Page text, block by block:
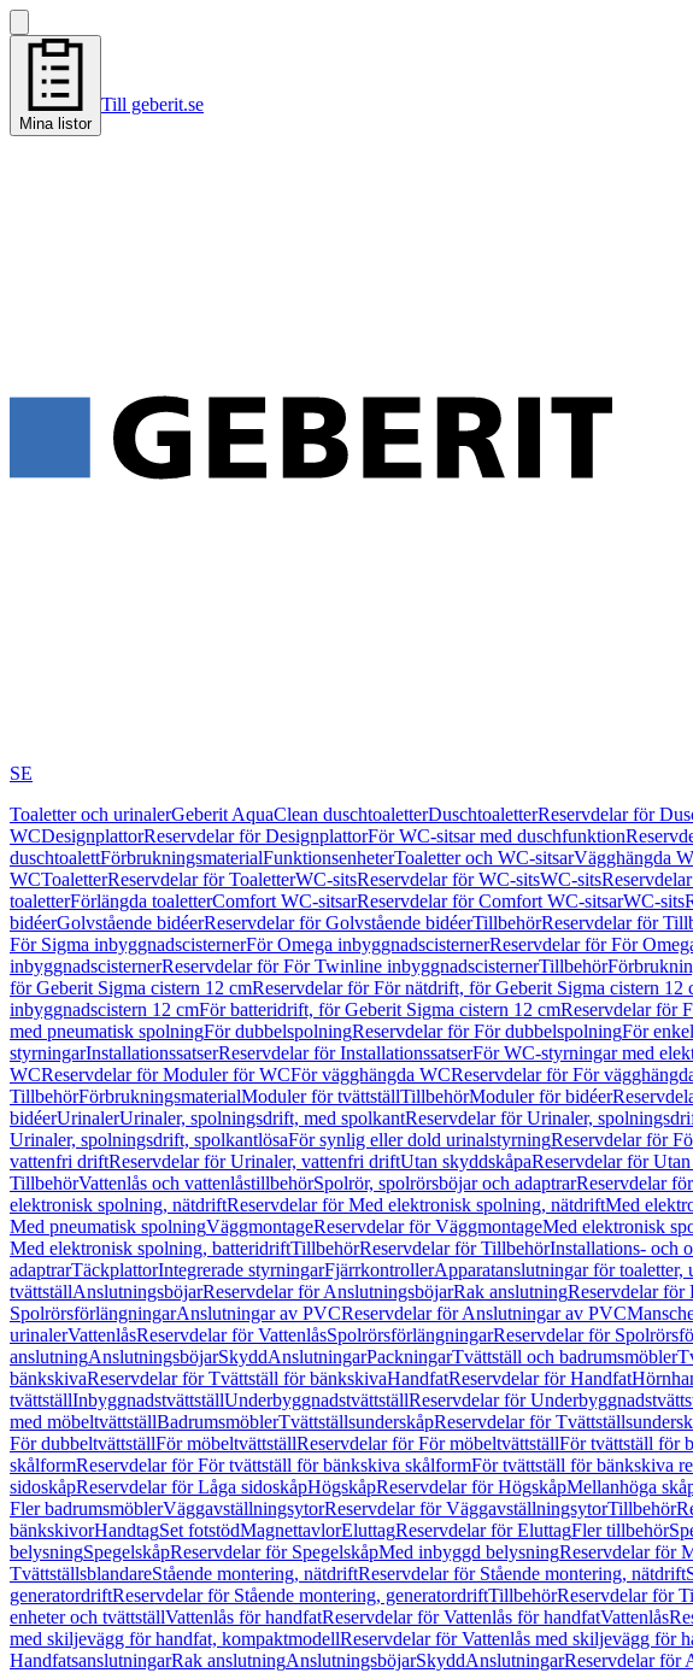
Mina listor
Till geberit.se
SE
Toaletter och urinalerGeberit AquaClean duschtoaletterDuschtoaletterReservdelar för
WCDesignplattorReservdelar för DesignplattorFör WC-sitsar med duschfunktion
duschtoalettFörbrukningsmaterialFunktionsenheterToaletter och WC-sitsarVägghängda
WCToaletterReservdelar för ToaletterWC-sitsReservdelar för WC-sitsWC-sits
toaletterFörlängda toaletterComfort WC-sitsarReservdelar för Comfort WC-sitsarWC-sits
bidéerGolvstående bidéerReservdelar för Golvstående bidéerTillbehörReservdelar för
För Sigma inbyggnadscisternerFör Omega inbyggnadscisternerReservdelar för För
inbyggnadscisternerReservdelar för För Twinline inbyggnadscisternerTillbehör
för Geberit Sigma cistern 12 cmReservdelar för För nätdrift, för Geberit Sigma cistern 12
inbyggnadscistern 12 cmFör batteridrift, för Geberit Sigma cistern 12 cmReservdelar för
med pneumatisk spolningFör dubbelspolningReservdelar för För dubbelspolningFör
styrningarInstallationssatserReservdelar för InstallationssatserFör WC-styrningar med
WCReservdelar för Moduler för WCFör vägghängda WCReservdelar för För
TillbehörFörbrukningsmaterialModuler för tvättställTillbehörModuler för bidéer
bidéerUrinalerUrinaler, spolningsdrift, med spolkantReservdelar för Urinaler,
Urinaler, spolningsdrift, spolkantlösaFör synlig eller dold urinalstyrningReservdelar för
vattenfri driftReservdelar för Urinaler, vattenfri driftUtan skyddskåpaReservdelar för
TillbehörVattenlås och vattenlåstillbehörSpolrör, spolrörsböjar och adaptrarReservdelar
elektronisk spolning, nätdriftReservdelar för Med elektronisk spolning, nätdriftMed
Med pneumatisk spolningVäggmontageReservdelar för VäggmontageMed elektronisk
Med elektronisk spolning, batteridriftTillbehörReservdelar för TillbehörInstallations- och
adaptrarTäckplattorIntegrerade styrningarFjärrkontrollerApparatanslutningar för toaletter,
tvättställAnslutningsböjarReservdelar för AnslutningsböjarRak anslutningReservdelar för
SpolrörsförlängningarAnslutningar av PVCReservdelar för Anslutningar av PVC
urinalerVattenlåsReservdelar för VattenlåsSpolrörsförlängningarReservdelar för
anslutningAnslutningsböjarSkyddAnslutningarPackningarTvättställ och badrumsmöbler
bänkskivaReservdelar för Tvättställ för bänkskivaHandfatReservdelar för Handfat
tvättställInbyggnadstvättställUnderbyggnadstvättställReservdelar för
med möbeltvättställBadrumsmöblerTvättställsunderskåpReservdelar för
För dubbeltvättställFör möbeltvättställReservdelar för För möbeltvättställFör tvättställ för
skålformReservdelar för För tvättställ för bänkskiva skålformFör tvättställ för bänkskiva
sidoskåpReservdelar för Låga sidoskåpHögskåpReservdelar för HögskåpMellanhöga
Fler badrumsmöblerVäggavställningsytorReservdelar för VäggavställningsytorTillbehör
bänkskivorHandtagSet fotstödMagnettavlorEluttagReservdelar för EluttagFler tillbehör
belysningSpegelskåpReservdelar för SpegelskåpMed inbyggd belysningReservdelar för
TvättställsblandareStående montering, nätdriftReservdelar för Stående montering, nätdrift
generatordriftReservdelar för Stående montering, generatordriftTillbehörReservdelar för
enheter och tvättställVattenlås för handfatReservdelar för Vattenlås för handfatVattenlås
med skiljevägg för handfat, kompaktmodellReservdelar för Vattenlås med skiljevägg för
HandfatsanslutningarRak anslutningAnslutningsböjarSkyddAnslutningarReservdelar för